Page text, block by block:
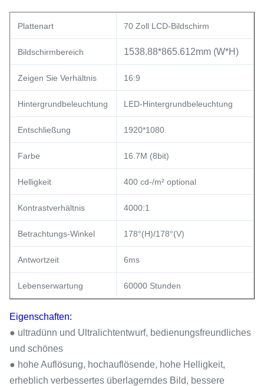
Plattenart 70 Zoll LCD-Bildschirm
Bildschirmbereich 1538.88*865.612mm (W*H)
Zeigen Sie Verhältnis 16:9
Hintergrundbeleuchtung LED-Hintergrundbeleuchtung
Entschließung 1920*1080
Farbe 16.7M (8bit)
Helligkeit 400 cd-/m² optional
Kontrastverhältnis 4000:1
Betrachtungs-Winkel 178°(H)/178°(V)
Antwortzeit 6ms
Lebenserwartung 60000 Stunden
Eigenschaften:
● ultradünn und Ultralichtentwurf, bedienungsfreundliches
und schönes
● hohe Auflösung, hochauflösende, hohe Helligkeit,
erheblich verbessertes überlagerndes Bild, bessere